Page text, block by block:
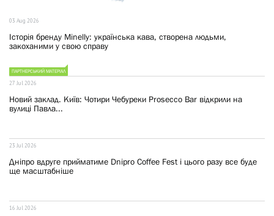
03 Aug 2026
Історія бренду Minelly: українська кава, створена людьми,
закоханими у свою справу
ПАРТНЕРСЬКИЙ МАТЕРІАЛ
27 Jul 2026
Новий заклад. Київ: Чотири Чебуреки Prosecco Bar відкрили на
вулиці Павла...
23 Jul 2026
Дніпро вдруге прийматиме Dnipro Coffee Fest і цього разу все буде
ще масштабніше
16 Jul 2026